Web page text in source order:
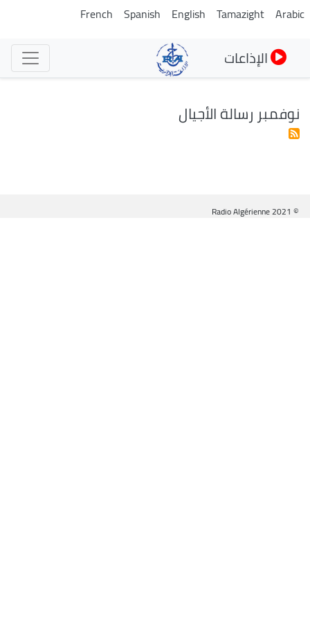
تجاوز
Arabic
Tamazight
English
Spanish
French
الإذاعات
نوفمبر رسالة الأجيال
© Radio Algérienne 2021